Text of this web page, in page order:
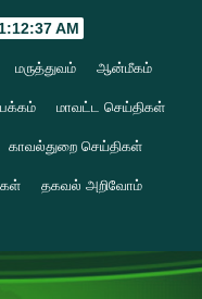
AM
மருத்துவம் ஆன்மீகம்
மாவட்ட செய்திகள்
காவல்துறை செய்திகள்
தகவல் அறிவோம்